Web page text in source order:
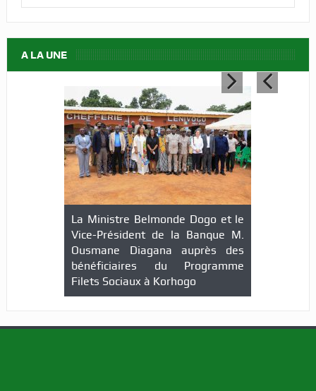
A LA UNE
La Ministre Belmonde Dogo et le
Vice-Président de la Banque M.
Ousmane Diagana auprès des
bénéficiaires du Programme
Filets Sociaux à Korhogo